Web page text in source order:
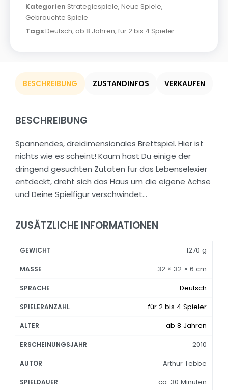
Kategorien Strategiespiele, Neue Spiele,
Gebrauchte Spiele
TagsDeutsch, ab 8 Jahren, für 2 bis 4 Spieler
BESCHREIBUNG ZUSTANDINFOS VERKAUFEN
BESCHREIBUNG
Spannendes, dreidimensionales Brettspiel. Hier ist
nichts wie es scheint! Kaum hast Du einige der
dringend gesuchten Zutaten für das Lebenselexier
entdeckt, dreht sich das Haus um die eigene Achse
und Deine Spielfigur verschwindet…
ZUSÄTZLICHE INFORMATIONEN
GEWICHT 1270 g
MASSE 32 × 32 × 6 cm
SPRACHE Deutsch
SPIELERANZAHL für 2 bis 4 Spieler
ALTER ab 8 Jahren
ERSCHEINUNGSJAHR 2010
AUTOR Arthur Tebbe
SPIELDAUER ca. 30 Minuten